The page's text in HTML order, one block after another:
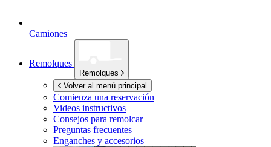
Camiones
Remolques
Remolques
Volver al menú principal
Comienza una reservación
Videos instructivos
Consejos para remolcar
Preguntas frecuentes
Enganches y accesorios